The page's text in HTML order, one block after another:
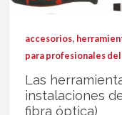
accesorios,
para profesionales
Las
instalaciones
fibra óptica)